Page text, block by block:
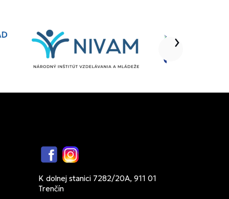
FacebookInstagram
K dolnej stanici 7282/20A, 911 01
Trenčín